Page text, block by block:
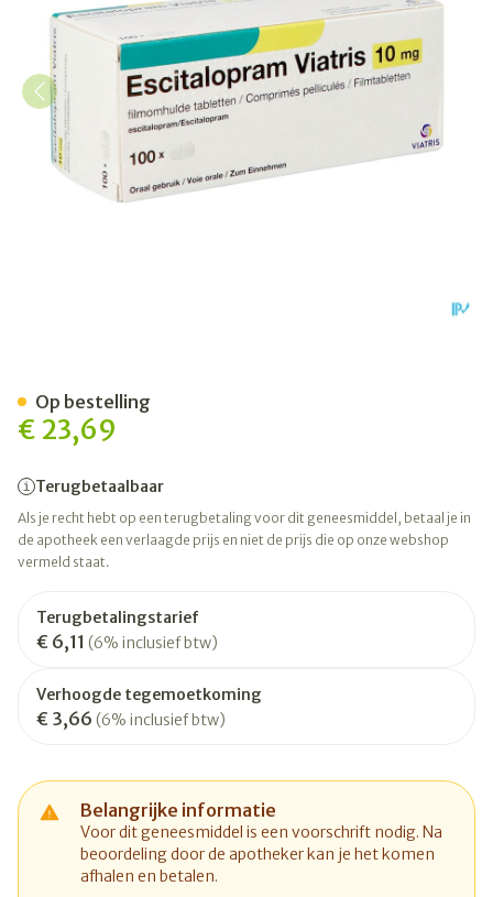
€ 23,69
Terugbetaalbaar
Als je recht hebt op een terugbetaling voor dit geneesmiddel, betaal je in
de apotheek een verlaagde prijs en niet de prijs die op onze webshop
vermeld staat.
Terugbetalingstarief
€ 6,11 (6% inclusief btw)
Verhoogde tegemoetkoming
€ 3,66 (6% inclusief btw)
Belangrijke informatie
Voor dit geneesmiddel is een voorschrift nodig. Na
beoordeling door de apotheker kan je het komen
afhalen en betalen.
Op bestelling